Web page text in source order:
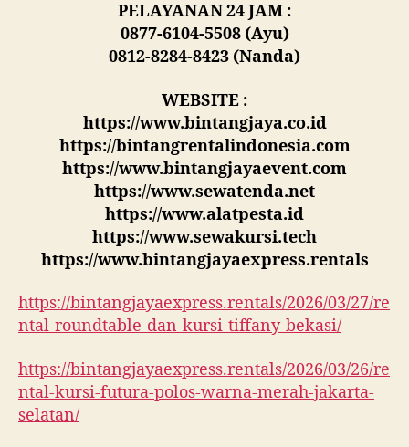
PELAYANAN 24 JAM :
0877-6104-5508 (Ayu)
0812-8284-8423 (Nanda)
WEBSITE :
https://www.bintangjaya.co.id
https://bintangrentalindonesia.com
https://www.bintangjayaevent.com
https://www.sewatenda.net
https://www.alatpesta.id
https://www.sewakursi.tech
https://www.bintangjayaexpress.rentals
https://bintangjayaexpress.rentals/2026/03/27/re
ntal-roundtable-dan-kursi-tiffany-bekasi/
https://bintangjayaexpress.rentals/2026/03/26/re
ntal-kursi-futura-polos-warna-merah-jakarta-
selatan/